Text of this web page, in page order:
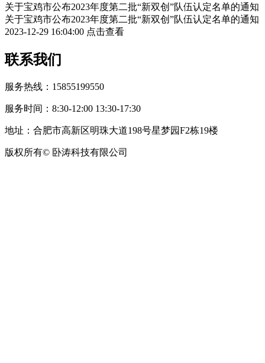
关于宝鸡市公布2023年度第二批“新双创”队伍认定名单的通知
关于宝鸡市公布2023年度第二批“新双创”队伍认定名单的通知
2023-12-29 16:04:00 点击查看
联系我们
服务热线：15855199550
服务时间：8:30-12:00 13:30-17:30
地址：合肥市高新区明珠大道198号星梦园F2栋19楼
版权所有© 卧涛科技有限公司